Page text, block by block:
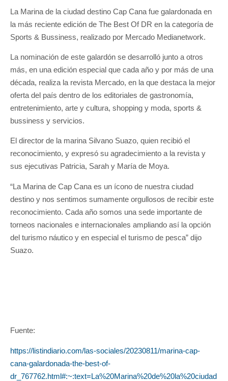
La Marina de la ciudad destino Cap Cana fue galardonada en
la más reciente edición de The Best Of DR en la categoría de
Sports & Bussiness, realizado por Mercado Medianetwork.
La nominación de este galardón se desarrolló junto a otros
más, en una edición especial que cada año y por más de una
década, realiza la revista Mercado, en la que destaca la mejor
oferta del país dentro de los editoriales de gastronomía,
entretenimiento, arte y cultura, shopping y moda, sports &
bussiness y servicios.
El director de la marina Silvano Suazo, quien recibió el
reconocimiento, y expresó su agradecimiento a la revista y
sus ejecutivas Patricia, Sarah y María de Moya.
“La Marina de Cap Cana es un ícono de nuestra ciudad
destino y nos sentimos sumamente orgullosos de recibir este
reconocimiento. Cada año somos una sede importante de
torneos nacionales e internacionales ampliando así la opción
del turismo náutico y en especial el turismo de pesca” dijo
Suazo.
Fuente:
https://listindiario.com/las-sociales/20230811/marina-cap-
cana-galardonada-the-best-of-
dr_767762.html#:~:text=La%20Marina%20de%20la%20ciudad